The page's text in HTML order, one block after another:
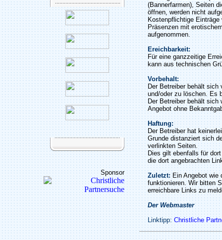
Sponsor
(Bannerfarmen), Seiten
öffnen, werden nicht
Kostenpflichtige
Präsenzen mit
aufgenommen.
Ereichbarkeit:
Für eine ganzzeitige
kann aus technischen
Vorbehalt:
Der Betreiber behält sich
und/oder zu löschen. Es
Der Betreiber behält sich
Angebot ohne
Haftung:
Der Betreiber hat
Grunde distanziert sich
verlinkten Seiten.
Dies gilt ebenfalls für
die dort angebrachten
Zuletzt: Ein Angebot wie
funktionieren. Wir bitten
erreichbare Links zu
Der Webmaster
Linktipp: Christliche